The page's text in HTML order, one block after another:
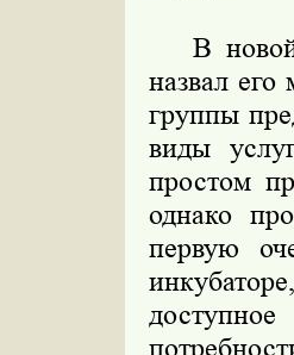
В новой
назвал
группы
виды
простом
однако
первую